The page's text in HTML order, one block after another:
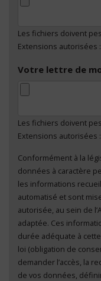
Les fichiers doivent
Extensions autorisées :
Votre lettre de
Les fichiers doivent
Extensions autorisées :
En cliquant sur
de mes données
Conformément à la
données à caractère
les informations
automatisé et sont mises à disposition de toute personne
autorisée, au sein de
adaptée. Ces
durée adéquate à
loi (obligation de
demander l’accès, la
de vos données,